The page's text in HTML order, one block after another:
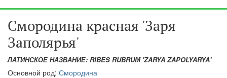
Смородина красная 'Заря
Заполярья'
ЛАТИНСКОЕ НАЗВАНИЕ: RIBES RUBRUM 'ZARYA ZAPOLYARYA'
Основной род: Смородина